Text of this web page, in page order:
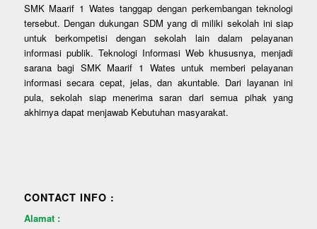
SMK Maarif 1 Wates tanggap dengan perkembangan teknologi
tersebut. Dengan dukungan SDM yang di miliki sekolah ini siap
untuk berkompetisi dengan sekolah lain dalam pelayanan
informasi publik. Teknologi Informasi Web khususnya, menjadi
sarana bagi SMK Maarif 1 Wates untuk memberi pelayanan
informasi secara cepat, jelas, dan akuntable. Dari layanan ini
pula, sekolah siap menerima saran dari semua pihak yang
akhirnya dapat menjawab Kebutuhan masyarakat.
CONTACT INFO :
Alamat :